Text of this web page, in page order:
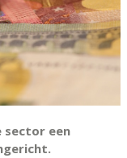
sector een